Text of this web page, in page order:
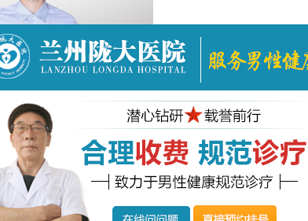
过拥抱、抚摸、按摩等触觉刺激手段来教导患
在达到高潮前向下牵拉阴囊和睾丸，或用拇指和
少10%～25%。长久训练后再以女上位方式进行
，逐渐提高射精刺激阈，从而达到较满意的人为